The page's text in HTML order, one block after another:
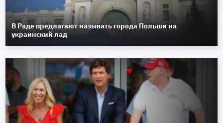
В Раде предлагают называть города Польши на
украинский лад